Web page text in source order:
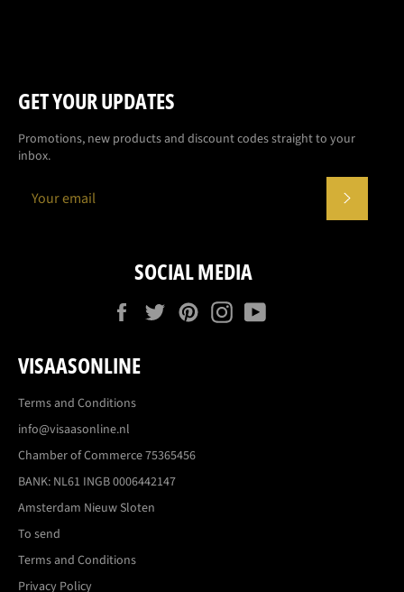
GET YOUR UPDATES
Promotions, new products and discount codes straight to your
inbox.
SOCIAL MEDIA
FacebookTwitterPinterestInstagram
VISAASONLINE
Terms and Conditions
info@visaasonline.nl
Chamber of Commerce 75365456
BANK: NL61 INGB 0006442147
Amsterdam Nieuw Sloten
To send
Terms and Conditions
Privacy Policy